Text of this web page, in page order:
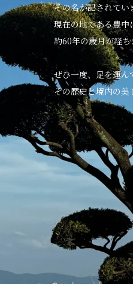
その名が記されてい
現在の地である豊中
約60年の歳月が経
ぜひ一度、足を運ん
その歴史と境内の